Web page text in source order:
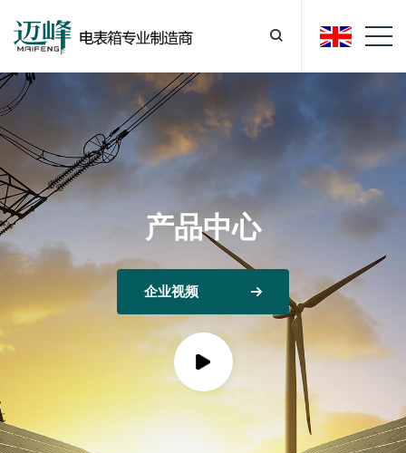
产品中心
企业视频